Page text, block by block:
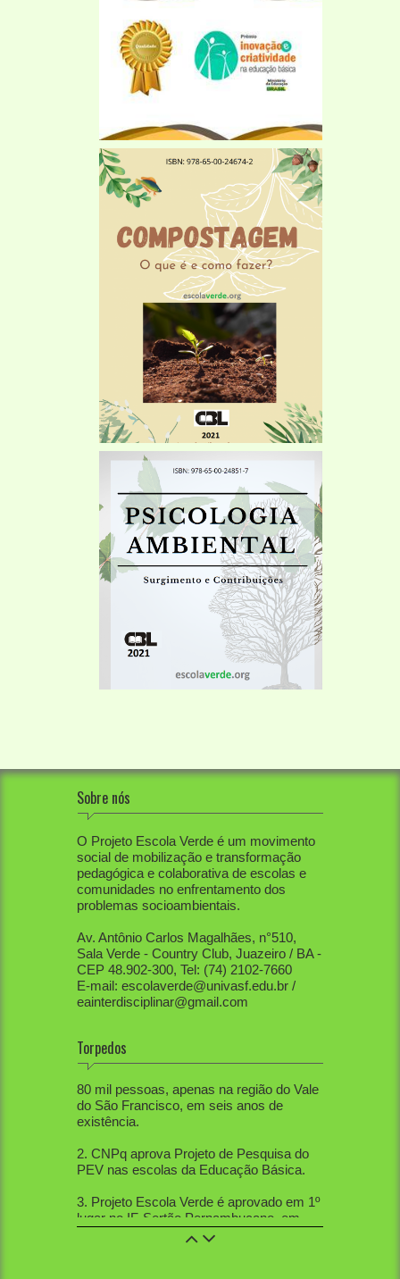
Sobre nós
O Projeto Escola Verde é um movimento
social de mobilização e transformação
pedagógica e colaborativa de escolas e
comunidades no enfrentamento dos
problemas socioambientais.
Av. Antônio Carlos Magalhães, n°510,
Sala Verde - Country Club, Juazeiro / BA -
CEP 48.902-300, Tel: (74) 2102-7660
E-mail: escolaverde@univasf.edu.br /
eainterdisciplinar@gmail.com
Torpedos
1. PEV já mobilizou diretamente mais de
80 mil pessoas, apenas na região do Vale
do São Francisco, em seis anos de
existência.
2. CNPq aprova Projeto de Pesquisa do
PEV nas escolas da Educação Básica.
3. Projeto Escola Verde é aprovado em 1º
lugar no IF-Sertão Pernambucano, em
Edital de Extensão.